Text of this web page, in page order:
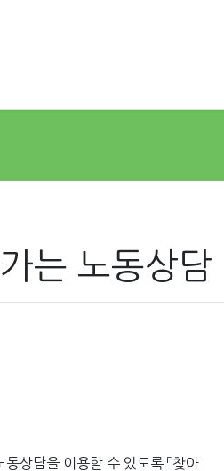
는 노동상담
동상담을 이용할 수 있도록 「 찾아